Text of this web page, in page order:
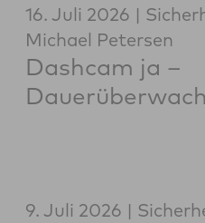
16. Juli 2026
Michael Petersen
Dashcam ja –
9. Juli 2026